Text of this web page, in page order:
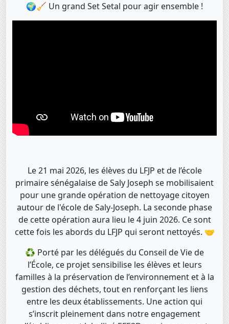
🌍🧹 Un grand Set Setal pour agir ensemble !
Le 21 mai 2026, les élèves du LFJP et de l’école
primaire sénégalaise de Saly Joseph se mobilisaient
pour une grande opération de nettoyage citoyen
autour de l'école de Saly-Joseph. La seconde phase
de cette opération aura lieu le 4 juin 2026. Ce sont
cette fois les abords du LFJP qui seront nettoyés. 🤝
♻️ Porté par les délégués du Conseil de Vie de
l’École, ce projet sensibilise les élèves et leurs
familles à la préservation de l’environnement et à la
gestion des déchets, tout en renforçant les liens
entre les deux établissements. Une action qui
s’inscrit pleinement dans notre engagement